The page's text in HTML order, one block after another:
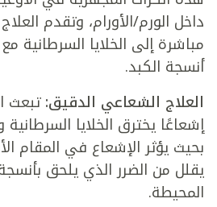
داخل الورم/الأورام، وتقدم
مباشرة إلى الخلايا السرطانية
أنسجة الكبد.
العلاج الشعاعي الدقيق:
إشعاعًا يخترق الخلايا
بحيث يؤثر الإشعاع في المقام
يقلل من الضرر الذي يلحق
المحيطة.